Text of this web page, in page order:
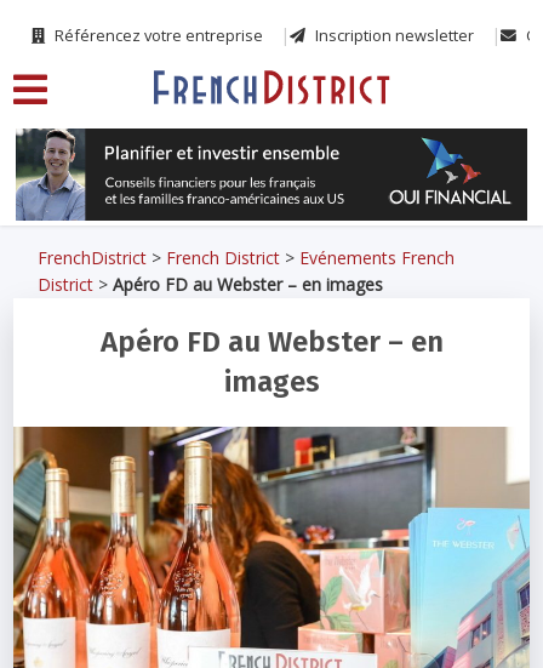
Référencez votre entreprise Inscription newsletter
FrenchDistrict > French District > Evénements French
District >Apéro FD au Webster – en images
Apéro FD au Webster – en
images